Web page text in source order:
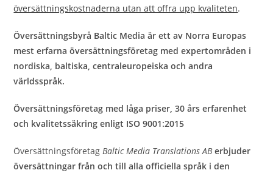
översättningskostnaderna utan att offra upp kvaliteten.
Översättningsbyrå Baltic Media är ett av Norra Europas
mest erfarna översättningsföretag med expertområden i
nordiska, baltiska, centraleuropeiska och andra
världsspråk.
Översättningsföretag med låga priser, 30 års erfarenhet
och kvalitetssäkring enligt ISO 9001:2015
ÖversättningsföretagBaltic Media Translations AB erbjuder
översättningar från och till alla officiella språk i den